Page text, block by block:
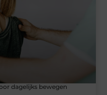
dagelijks bewegen